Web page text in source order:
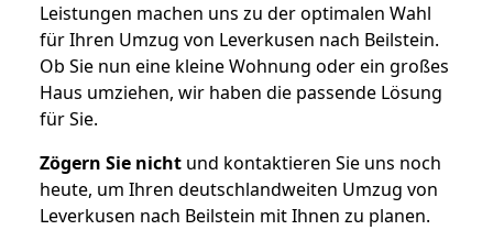
Leistungen machen uns zu der optimalen Wahl
für Ihren Umzug von Leverkusen nach Beilstein.
Ob Sie nun eine kleine Wohnung oder ein großes
Haus umziehen, wir haben die passende Lösung
für Sie.
Zögern Sie nicht und kontaktieren Sie uns noch
heute, um Ihren deutschlandweiten Umzug von
Leverkusen nach Beilstein mit Ihnen zu planen.